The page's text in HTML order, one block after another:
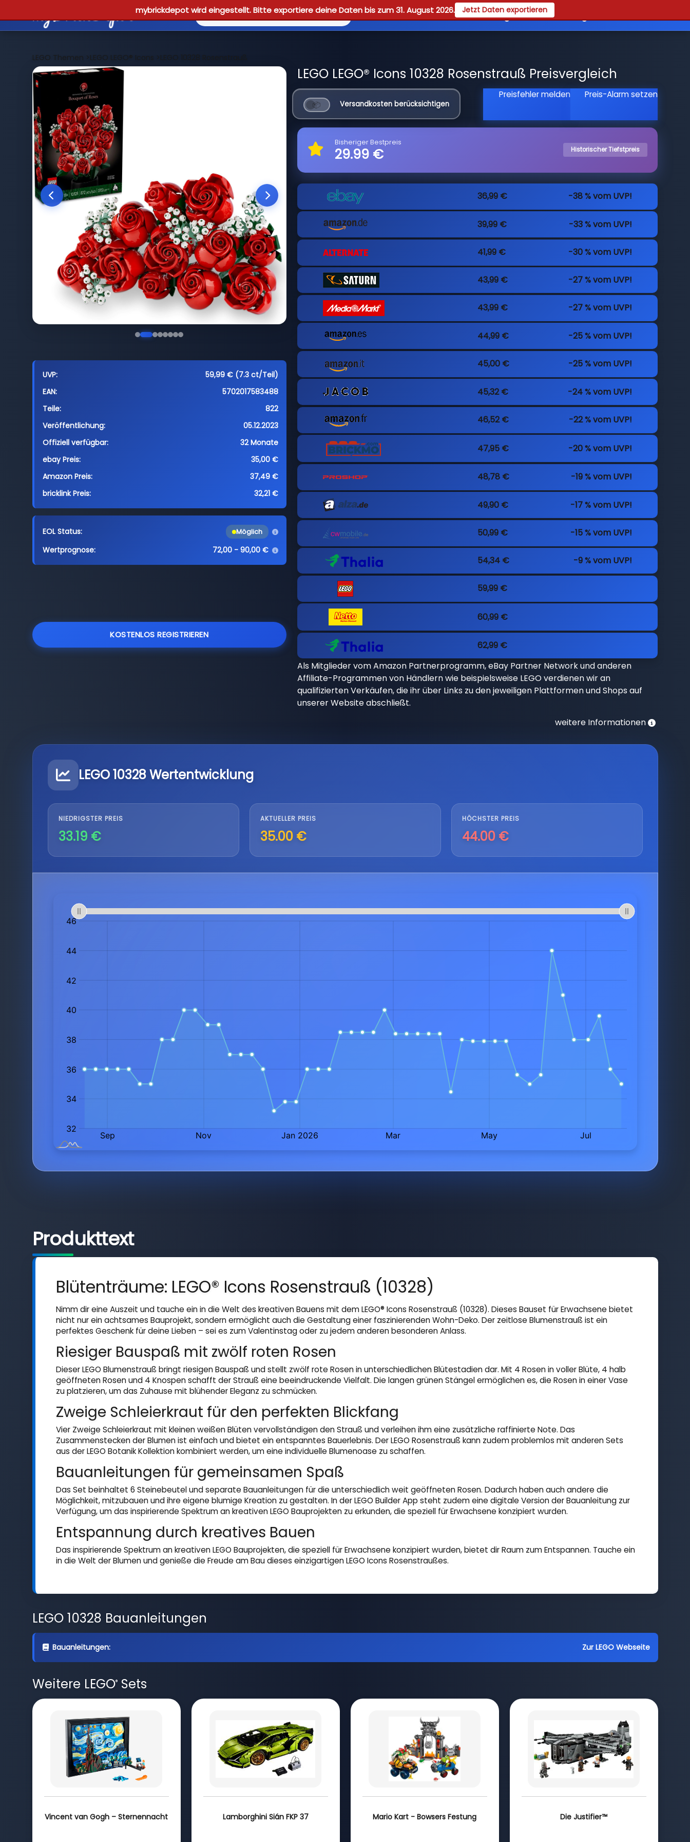
mybrickdepot wird eingestellt. Bitte exportiere deine Daten bis zum 31. August 2026. Jetzt Daten exportieren
Reviews Guides Registrieren
LEGO Themen >LEGO LEGO® Icons >LEGO 10328 Rosenstrauß
UVP:
59,99 € (7.3 ct/Teil)
EAN:
5702017583488
Teile:
822
Veröffentlichung:
05.12.2023
Offiziell verfügbar:
32 Monate
ebay Preis:
35,00 €
Amazon Preis:
37,49 €
bricklink Preis:
32,21 €
EOL Status: Möglich
Wertprognose: 72,00 - 90,00 €
KOSTENLOS REGISTRIEREN
LEGO LEGO® Icons 10328 Rosenstrauß Preisvergleich
Versandkosten berücksichtigen
Preisfehler melden Preis-Alarm setzen
Bisheriger Bestpreis
29.99 € Historischer Tiefstpreis
36,99 € -38 % vom UVP!
39,99 € -33 % vom UVP!
41,99 € -30 % vom UVP!
43,99 € -27 % vom UVP!
43,99 € -27 % vom UVP!
44,99 € -25 % vom UVP!
45,00 € -25 % vom UVP!
45,32 € -24 % vom UVP!
46,52 € -22 % vom UVP!
47,95 € -20 % vom UVP!
48,78 € -19 % vom UVP!
49,90 € -17 % vom UVP!
50,99 € -15 % vom UVP!
54,34 € -9 % vom UVP!
59,99 €
60,99 €
62,99 €
Als Mitglieder vom Amazon Partnerprogramm, eBay Partner Network und anderen
Affiliate-Programmen von Händlern wie beispielsweise LEGO verdienen wir an
qualifizierten Verkäufen, die ihr über Links zu den jeweiligen Plattformen und Shops auf
unserer Website abschließt.
weitere Informationen
LEGO 10328 Wertentwicklung
NIEDRIGSTER PREIS
33.19 €
AKTUELLER PREIS
35.00 €
HÖCHSTER PREIS
44.00 €
Produkttext
Blütenträume: LEGO® Icons Rosenstrauß (10328)
Nimm dir eine Auszeit und tauche ein in die Welt des kreativen Bauens mit dem LEGO® Icons Rosenstrauß (10328). Dieses Bauset für Erwachsene bietet
nicht nur ein achtsames Bauprojekt, sondern ermöglicht auch die Gestaltung einer faszinierenden Wohn-Deko. Der zeitlose Blumenstrauß ist ein
perfektes Geschenk für deine Lieben – sei es zum Valentinstag oder zu jedem anderen besonderen Anlass.
Riesiger Bauspaß mit zwölf roten Rosen
Dieser LEGO Blumenstrauß bringt riesigen Bauspaß und stellt zwölf rote Rosen in unterschiedlichen Blütestadien dar. Mit 4 Rosen in voller Blüte, 4 halb
geöffneten Rosen und 4 Knospen schafft der Strauß eine beeindruckende Vielfalt. Die langen grünen Stängel ermöglichen es, die Rosen in einer Vase
zu platzieren, um das Zuhause mit blühender Eleganz zu schmücken.
Zweige Schleierkraut für den perfekten Blickfang
Vier Zweige Schleierkraut mit kleinen weißen Blüten vervollständigen den Strauß und verleihen ihm eine zusätzliche raffinierte Note. Das
Zusammenstecken der Blumen ist einfach und bietet ein entspanntes Bauerlebnis. Der LEGO Rosenstrauß kann zudem problemlos mit anderen Sets
aus der LEGO Botanik Kollektion kombiniert werden, um eine individuelle Blumenoase zu schaffen.
Bauanleitungen für gemeinsamen Spaß
Das Set beinhaltet 6 Steinebeutel und separate Bauanleitungen für die unterschiedlich weit geöffneten Rosen. Dadurch haben auch andere die
Möglichkeit, mitzubauen und ihre eigene blumige Kreation zu gestalten. In der LEGO Builder App steht zudem eine digitale Version der Bauanleitung zur
Verfügung, um das inspirierende Spektrum an kreativen LEGO Bauprojekten zu erkunden, die speziell für Erwachsene konzipiert wurden.
Entspannung durch kreatives Bauen
Das inspirierende Spektrum an kreativen LEGO Bauprojekten, die speziell für Erwachsene konzipiert wurden, bietet dir Raum zum Entspannen. Tauche ein
in die Welt der Blumen und genieße die Freude am Bau dieses einzigartigen LEGO Icons Rosenstraußes.
LEGO 10328 Bauanleitungen
Bauanleitungen: Zur LEGO Webseite
Weitere LEGO®Sets
Vincent van Gogh – Sternennacht Lamborghini Sián FKP 37 Mario Kart - Bowsers Festung Die Justifier™